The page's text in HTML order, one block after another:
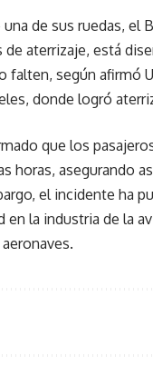
una de sus ruedas,
aterrizaje, está
falten, según afirmó
donde logró
que los
horas, asegurando
el incidente ha
en la industria de la